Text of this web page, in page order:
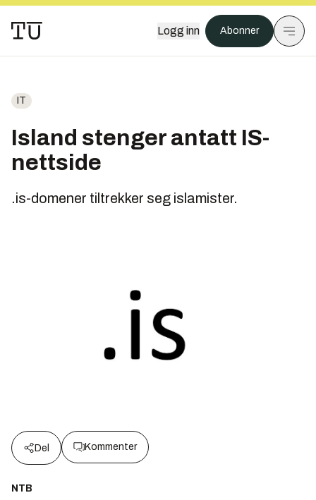
Logg inn Abonner
IT
Island stenger antatt IS-
nettside
.is-domener tiltrekker seg islamister.
Del Kommenter
NTB